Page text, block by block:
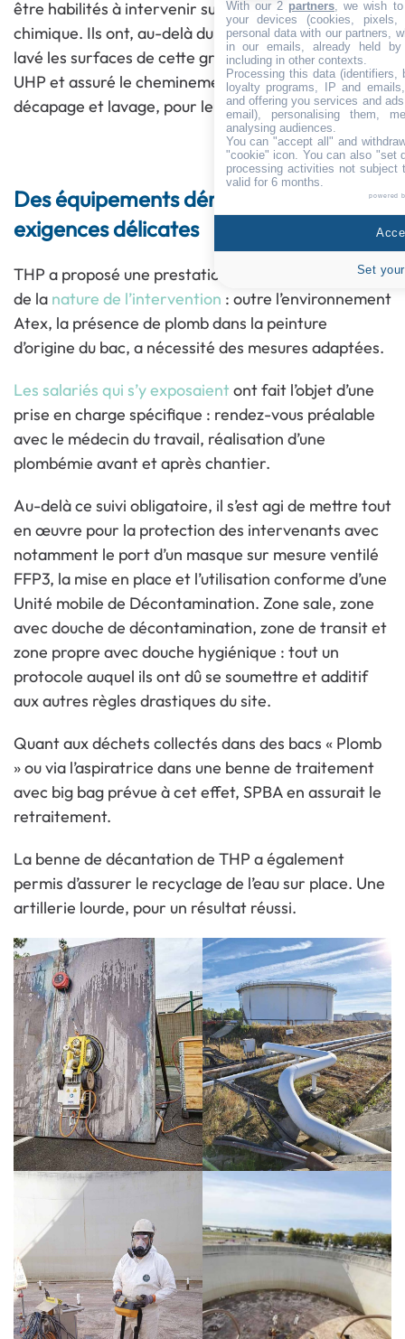
être habilités à intervenir sur ce site industriel et
chimique. Ils ont, au-delà du pilotage, également
lavé les surfaces de cette grande paroi à la lance
UHP et assuré le cheminement des résidus de
décapage et lavage, pour leur traitement ultérieur.
Des équipements démultipliés, des
exigences délicates
THP a proposé une prestation adaptée compte tenu
de la nature de l’intervention : outre l’environnement
Atex, la présence de plomb dans la peinture
d’origine du bac, a nécessité des mesures adaptées.
Les salariés qui s’y exposaientont fait l’objet d’une
prise en charge spécifique : rendez-vous préalable
avec le médecin du travail, réalisation d’une
plombémie avant et après chantier.
Au-delà ce suivi obligatoire, il s’est agi de mettre tout
en œuvre pour la protection des intervenants avec
notamment le port d’un masque sur mesure ventilé
FFP3, la mise en place et l’utilisation conforme d’une
Unité mobile de Décontamination. Zone sale, zone
avec douche de décontamination, zone de transit et
zone propre avec douche hygiénique : tout un
protocole auquel ils ont dû se soumettre et additif
aux autres règles drastiques du site.
Quant aux déchets collectés dans des bacs « Plomb
» ou via l’aspiratrice dans une benne de traitement
avec big bag prévue à cet effet, SPBA en assurait le
retraitement.
La benne de décantation de THP a également
permis d’assurer le recyclage de l’eau sur place. Une
artillerie lourde, pour un résultat réussi.
With our 2 partners, we wish to
your devices (cookies,
personal data with our partners,
in our emails, already held
including in other contexts.
Processing this data (identifiers,
loyalty programs, IP and
and offering you services and
email), personalising them,
analysing audiences.
You can "accept all" and
"cookie" icon. You can also "set
processing activities not subject
valid for 6 months.
powered
Set